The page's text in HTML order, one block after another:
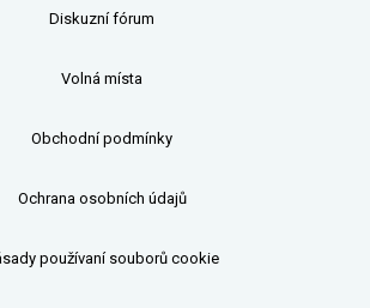
Diskuzní fórum
Volná místa
Obchodní podmínky
Ochrana osobních údajů
používaní souborů cookie